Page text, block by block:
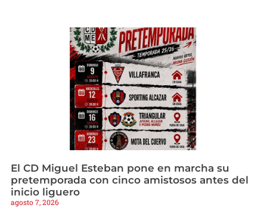
El CD Miguel Esteban pone en marcha su
pretemporada con cinco amistosos antes del
inicio liguero
agosto 7, 2026